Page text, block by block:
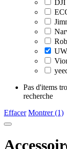
DJI
Pas d'items
recherche
Effacer Montrer (1)